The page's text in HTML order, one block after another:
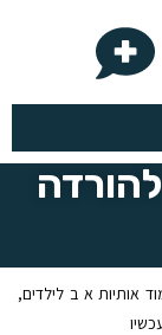
אותיות א ב לילדים,